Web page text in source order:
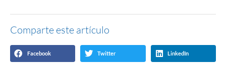
Comparte este artículo
Facebook Twitter LinkedIn